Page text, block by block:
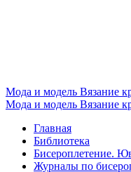
Мода и модель Вязание
Мода и модель Вязание
Главная
Библиотека
Бисероплетение.
Журналы по